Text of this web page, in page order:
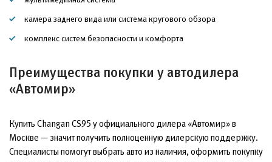
камера заднего вида или система кругового обзора
комплекс систем безопасности и комфорта
Преимущества покупки у автодилера
«Автомир»
Купить Changan CS95 у официального дилера «Автомир» в
Москве — значит получить полноценную дилерскую поддержку.
Специалисты помогут выбрать авто из наличия, оформить покупку